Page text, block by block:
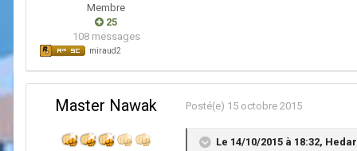
Membre
25
108 messages
miraud2
Master Nawak Posté(e) 15 octobre 2015
Le 14/10/2015 à 18:32,